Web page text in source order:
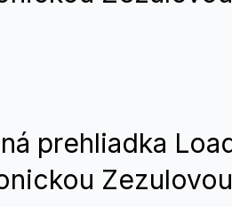
prehliadka
Zezulovou